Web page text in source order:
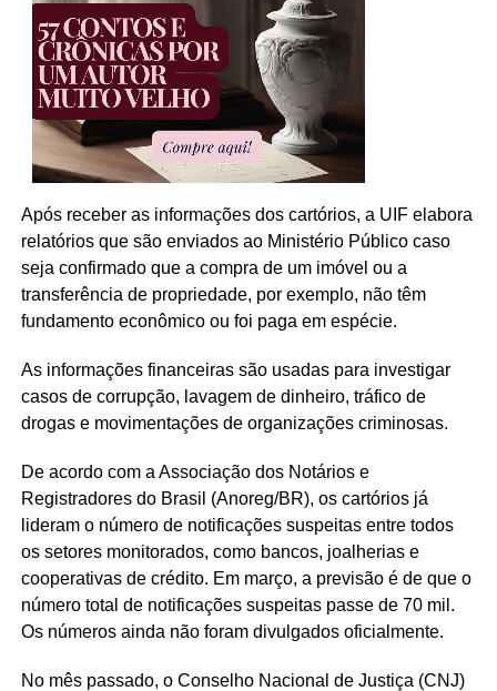
Após receber as informações dos cartórios, a UIF elabora
relatórios que são enviados ao Ministério Público caso
seja confirmado que a compra de um imóvel ou a
transferência de propriedade, por exemplo, não têm
fundamento econômico ou foi paga em espécie.
As informações financeiras são usadas para investigar
casos de corrupção, lavagem de dinheiro, tráfico de
drogas e movimentações de organizações criminosas.
De acordo com a Associação dos Notários e
Registradores do Brasil (Anoreg/BR), os cartórios já
lideram o número de notificações suspeitas entre todos
os setores monitorados, como bancos, joalherias e
cooperativas de crédito. Em março, a previsão é de que o
número total de notificações suspeitas passe de 70 mil.
Os números ainda não foram divulgados oficialmente.
No mês passado, o Conselho Nacional de Justiça (CNJ)